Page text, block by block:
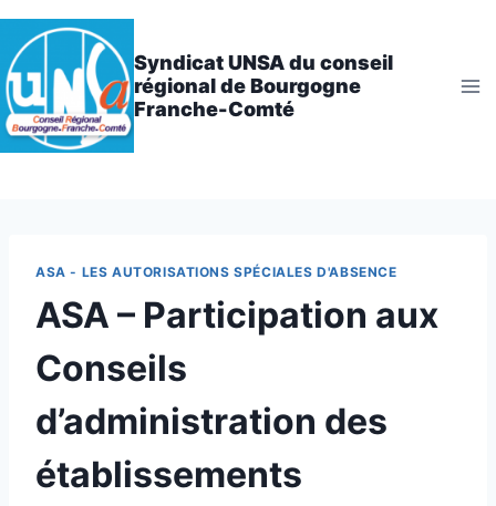
Aller
au
contenu
Syndicat UNSA du conseil
régional de Bourgogne
Franche-Comté
ASA - LES AUTORISATIONS SPÉCIALES D'ABSENCE
ASA – Participation aux
Conseils
d’administration des
établissements